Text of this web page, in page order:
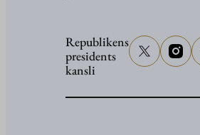
Republikens
presidents
kansli